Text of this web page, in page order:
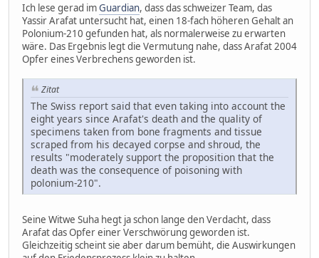
Ich lese gerad imGuardian, dass das schweizer Team, das
Yassir Arafat untersucht hat, einen 18-fach höheren Gehalt an
Polonium-210 gefunden hat, als normalerweise zu erwarten
wäre. Das Ergebnis legt die Vermutung nahe, dass Arafat 2004
Opfer eines Verbrechens geworden ist.
Zitat
The Swiss report said that even taking into account the
eight years since Arafat's death and the quality of
specimens taken from bone fragments and tissue
scraped from his decayed corpse and shroud, the
results "moderately support the proposition that the
death was the consequence of poisoning with
polonium-210".
Seine Witwe Suha hegt ja schon lange den Verdacht, dass
Arafat das Opfer einer Verschwörung geworden ist.
Gleichzeitig scheint sie aber darum bemüht, die Auswirkungen